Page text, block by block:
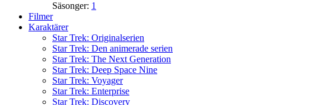
Säsonger: 1
Filmer
Karaktärer
Star Trek: Originalserien
Star Trek: Den animerade serien
Star Trek: The Next Generation
Star Trek: Deep Space Nine
Star Trek: Voyager
Star Trek: Enterprise
Star Trek: Discovery